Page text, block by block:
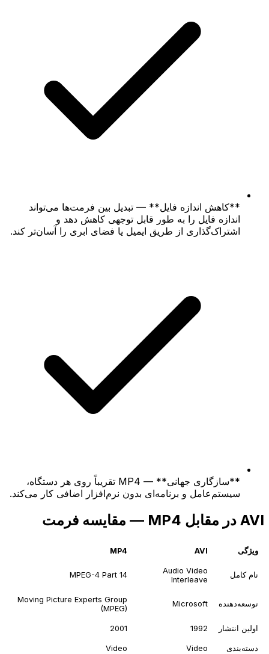
**کاهش اندازه فایل** — تبدیل بین فرمت‌ها می‌تواند
اندازه فایل را به طور قابل توجهی کاهش دهد و
اشتراک‌گذاری از طریق ایمیل یا فضای ابری را آسان‌تر کند.
**سازگاری جهانی** — MP4 تقریباً روی هر دستگاه،
سیستم‌عامل و برنامه‌ای بدون نرم‌افزار اضافی کار می‌کند.
AVI در مقابل MP4 — مقایسه فرمت
ویژگی AVI
MP4
نام کامل
Audio Video
Interleave
MPEG-4 Part 14
توسعه‌دهنده Microsoft
Moving Picture Experts Group
(MPEG)
اولین انتشار 1992
2001
دسته‌بندی Video
Video